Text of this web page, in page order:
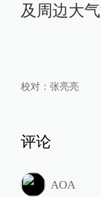
及周边大
校对： 张亮亮
评论
AOA